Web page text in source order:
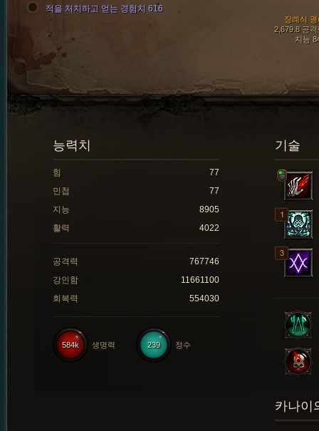
장례식 괭
2,679.8 공격
지능
적을 처치하고 얻는 경험치 616
기술
능력치
힘
77
민첩
77
지능
8905
활력
4022
공격력
767746
강인함
11661100
회복력
554030
239 정수
584k 생명력
카나이